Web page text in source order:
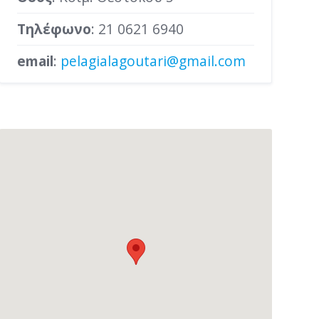
Τηλέφωνο: 21 0621 6940
email: pelagialagoutari@gmail.com